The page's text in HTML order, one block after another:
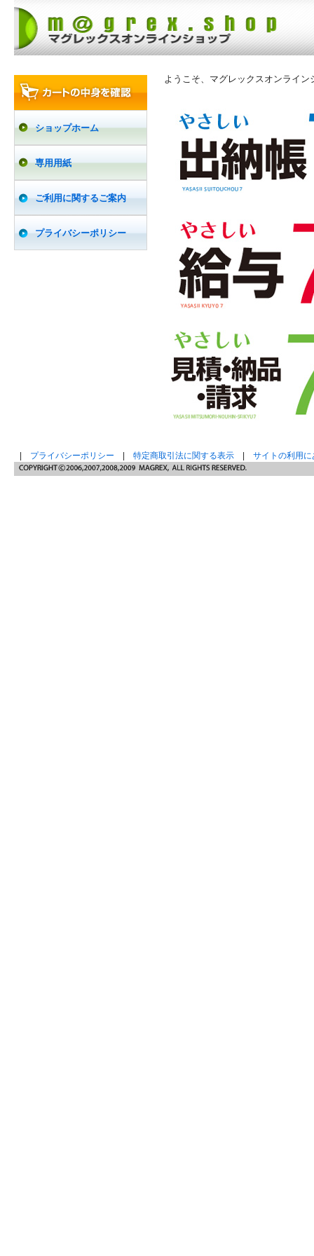
ショップホーム
専用用紙
ご利用に関するご案内
プライバシーポリシー
ようこそ、マグレックスオンライン
プライバシーポリシー 特定商取引法に関する表示 サイトの利用に